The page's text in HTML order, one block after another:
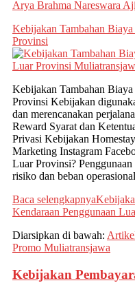
Arya Brahma Nareswara Aji
Kebijakan Tambahan
Provinsi
Kebijakan Tambahan
Provinsi Kebijakan
dan merencanakan
Reward Syarat dan
Privasi Kebijakan
Marketing Instagram
Luar Provinsi?
risiko dan beban
Baca selengkapnya
Kendaraan Penggunaan
Diarsipkan di bawah:
Promo Muliatransjawa
Kebijakan